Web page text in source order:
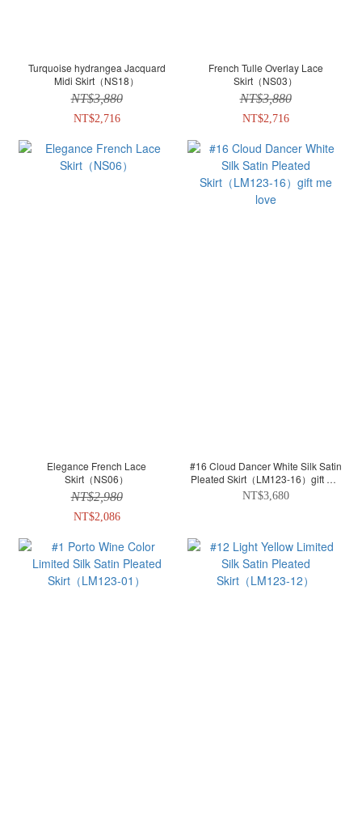
Turquoise hydrangea Jacquard
Midi Skirt（NS18）
NT$3,880
NT$2,716
French Tulle Overlay Lace
Skirt（NS03）
NT$3,880
NT$2,716
Elegance French Lace
Skirt（NS06）
NT$2,980
NT$2,086
#16 Cloud Dancer White Silk Satin
Pleated Skirt（LM123-16）gift me
love
NT$3,680